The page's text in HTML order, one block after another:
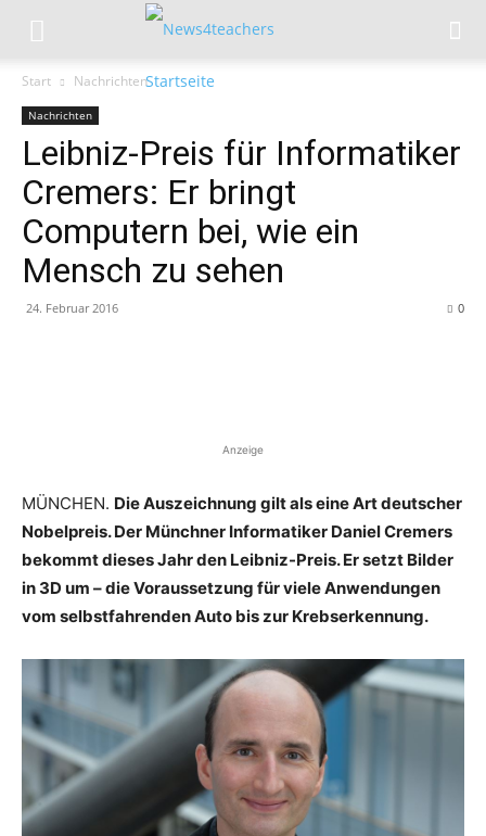
Start Nachrichten
Nachrichten
Leibniz-Preis für Informatiker
Cremers: Er bringt
Computern bei, wie ein
Mensch zu sehen
24. Februar 2016 0
Anzeige
MÜNCHEN. Die Auszeichnung gilt als eine Art deutscher
Nobelpreis. Der Münchner Informatiker Daniel Cremers
bekommt dieses Jahr den Leibniz-Preis. Er setzt Bilder
in 3D um – die Voraussetzung für viele Anwendungen
vom selbstfahrenden Auto bis zur Krebserkennung.